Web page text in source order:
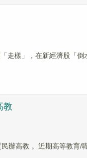
走樣」，在新經濟股「
教
辦高教 。近期高等教育/